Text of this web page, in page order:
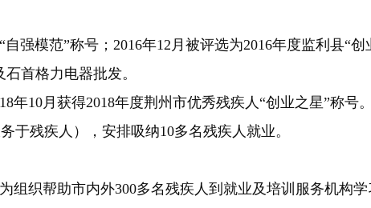
模范”称号；2016年12月被评选为2016年度监利县“创
首格力电器批发。
10月获得2018年度荆州市优秀残疾人“创业之星”称号。
于残疾人），安排吸纳10多名残疾人就业。
织帮助市内外300多名残疾人到就业及培训服务机构学